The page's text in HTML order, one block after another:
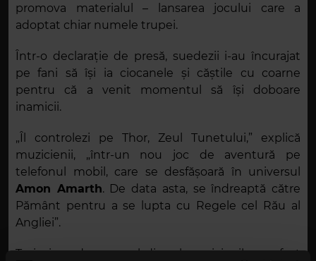
promova materialul – lansarea jocului care a
adoptat chiar numele trupei.
Într-o declarație de presă, suedezii i-au încurajat
pe fani să își ia ciocanele și căștile cu coarne
pentru că a venit momentul să își doboare
inamicii.
„Îl controlezi pe Thor, Zeul Tunetului,” explică
muzicienii, „într-un nou joc de aventură pe
telefonul mobil, care se desfășoară în universul
Amon Amarth. De data asta, se îndreaptă către
Pământ pentru a se lupta cu Regele cel Rău al
Angliei”.
Trei piese de pe noul disc al muzicienilor au fost